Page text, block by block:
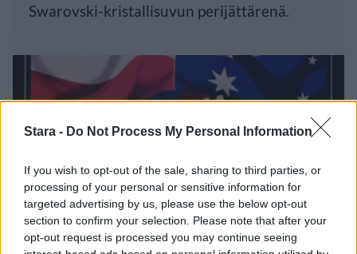
Stara - Do Not Process My Personal Information
If you wish to opt-out of the sale, sharing to third parties, or
processing of your personal or sensitive information for
targeted advertising by us, please use the below opt-out
section to confirm your selection. Please note that after your
opt-out request is processed you may continue seeing
Swarovski-kristallisuvun perijättärenä.